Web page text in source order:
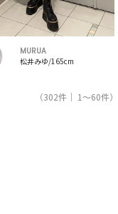
MURUA
松井みゆ/165cm
（302件｜ 1～60件）